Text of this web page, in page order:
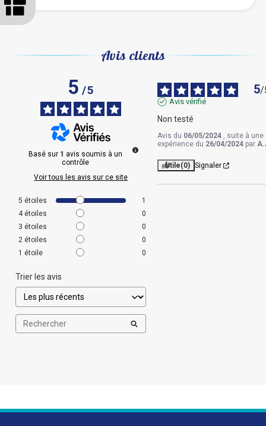
Avis clients
5/5
Basé sur 1 avis soumis à un
contrôle
Voir tous les avis sur ce site
5 étoiles
1
4 étoiles
0
3 étoiles
0
2 étoiles
0
1 étoile 0
Trier les avis
5/
Avis vérifié
Non testé
Avis du 06/05/2024 , suite à une
expérience du 26/04/2024 par
Utile(0) Signaler